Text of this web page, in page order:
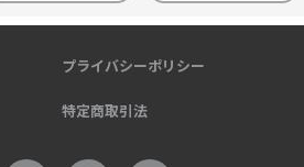
プライバシーポリシー
特定商取引法